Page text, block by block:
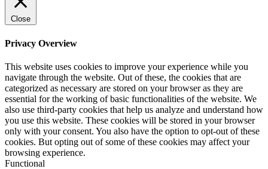
Close
Privacy Overview
This website uses cookies to improve your experience while you
navigate through the website. Out of these, the cookies that are
categorized as necessary are stored on your browser as they are
essential for the working of basic functionalities of the website. We
also use third-party cookies that help us analyze and understand how
you use this website. These cookies will be stored in your browser
only with your consent. You also have the option to opt-out of these
cookies. But opting out of some of these cookies may affect your
browsing experience.
Functional